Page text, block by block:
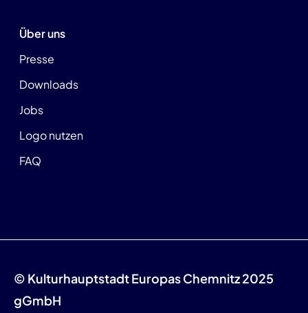
Über uns
Presse
Downloads
Jobs
Logo nutzen
FAQ
© Kulturhauptstadt Europas Chemnitz 2025
gGmbH